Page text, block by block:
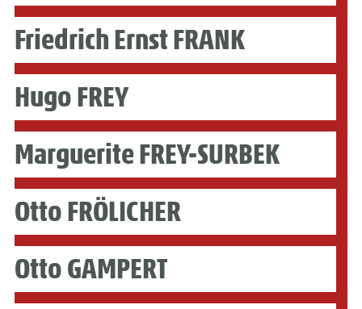
Friedrich Ernst FRANK
Hugo FREY
Marguerite FREY-SURBEK
Otto FRÖLICHER
Otto GAMPERT